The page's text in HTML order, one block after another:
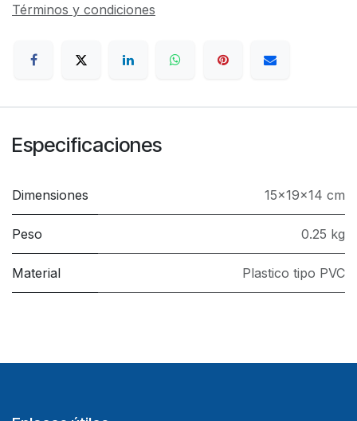
Términos y condiciones
Especificaciones
Dimensiones 15x19x14 cm
Peso 0.25 kg
Material Plastico tipo PVC